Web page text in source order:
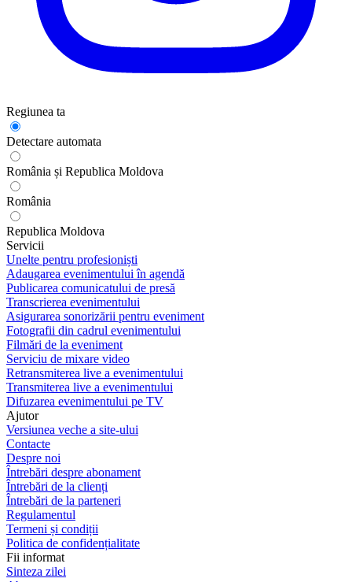
Regiunea ta
Detectare automata
România și Republica Moldova
România
Republica Moldova
Servicii
Unelte pentru profesioniști
Adaugarea evenimentului în agendă
Publicarea comunicatului de presă
Transcrierea evenimentului
Asigurarea sonorizării pentru eveniment
Fotografii din cadrul evenimentului
Filmări de la eveniment
Serviciu de mixare video
Retransmiterea live a evenimentului
Transmiterea live a evenimentului
Difuzarea evenimentului pe TV
Ajutor
Versiunea veche a site-ului
Contacte
Despre noi
Întrebări despre abonament
Întrebări de la clienți
Întrebări de la parteneri
Regulamentul
Termeni și condiții
Politica de confidențialitate
Fii informat
Sinteza zilei